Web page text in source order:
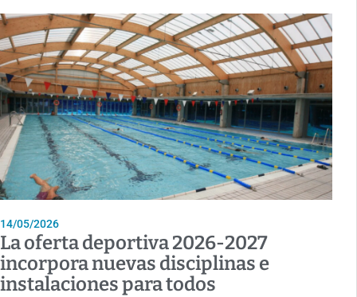
14/05/2026
La oferta deportiva 2026-2027
incorpora nuevas disciplinas e
instalaciones para todos